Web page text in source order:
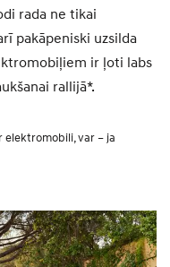
rada ne tikai
pakāpeniski uzsilda
ir ļoti labs
rallijā*.
elektromobili, var – ja